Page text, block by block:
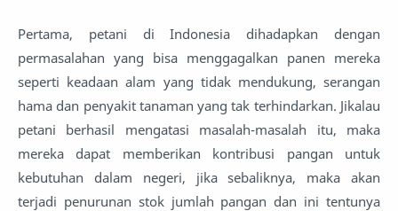
Pertama, petani di Indonesia dihadapkan dengan
permasalahan yang bisa menggagalkan panen mereka
seperti keadaan alam yang tidak mendukung, serangan
hama dan penyakit tanaman yang tak terhindarkan. Jikalau
petani berhasil mengatasi masalah-masalah itu, maka
mereka dapat memberikan kontribusi pangan untuk
kebutuhan dalam negeri, jika sebaliknya, maka akan
terjadi penurunan stok jumlah pangan dan ini tentunya